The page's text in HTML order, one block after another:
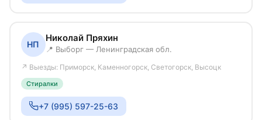
НП
Николай Пряхин
📍 Выборг — Ленинградская обл.
↗ Выезды: Приморск, Каменногорск, Светогорск, Высоцк
Стиралки
+7 (995) 597-25-63